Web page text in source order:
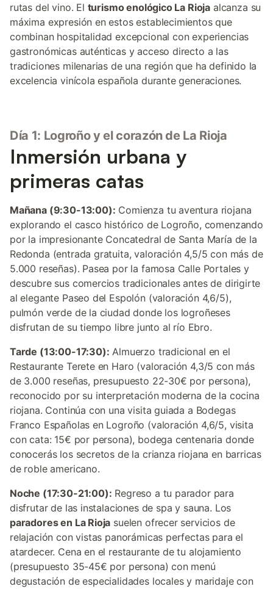
rutas del vino. El turismo enológico La Rioja alcanza su
máxima expresión en estos establecimientos que
combinan hospitalidad excepcional con experiencias
gastronómicas auténticas y acceso directo a las
tradiciones milenarias de una región que ha definido la
excelencia vinícola española durante generaciones.
Día 1: Logroño y el corazón de La Rioja
Inmersión urbana y
primeras catas
Mañana (9:30-13:00): Comienza tu aventura riojana
explorando el casco histórico de Logroño, comenzando
por la impresionante Concatedral de Santa María de la
Redonda (entrada gratuita, valoración 4,5/5 con más de
5.000 reseñas). Pasea por la famosa Calle Portales y
descubre sus comercios tradicionales antes de dirigirte
al elegante Paseo del Espolón (valoración 4,6/5),
pulmón verde de la ciudad donde los logroñeses
disfrutan de su tiempo libre junto al río Ebro.
Tarde (13:00-17:30): Almuerzo tradicional en el
Restaurante Terete en Haro (valoración 4,3/5 con más
de 3.000 reseñas, presupuesto 22-30€ por persona),
reconocido por su interpretación moderna de la cocina
riojana. Continúa con una visita guiada a Bodegas
Franco Españolas en Logroño (valoración 4,6/5, visita
con cata: 15€ por persona), bodega centenaria donde
conocerás los secretos de la crianza riojana en barricas
de roble americano.
Noche (17:30-21:00): Regreso a tu parador para
disfrutar de las instalaciones de spa y sauna. Los
paradores en La Rioja suelen ofrecer servicios de
relajación con vistas panorámicas perfectas para el
atardecer. Cena en el restaurante de tu alojamiento
(presupuesto 35-45€ por persona) con menú
degustación de especialidades locales y maridaje con